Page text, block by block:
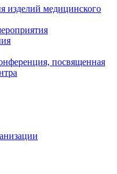
изделий медицинского
посвященная